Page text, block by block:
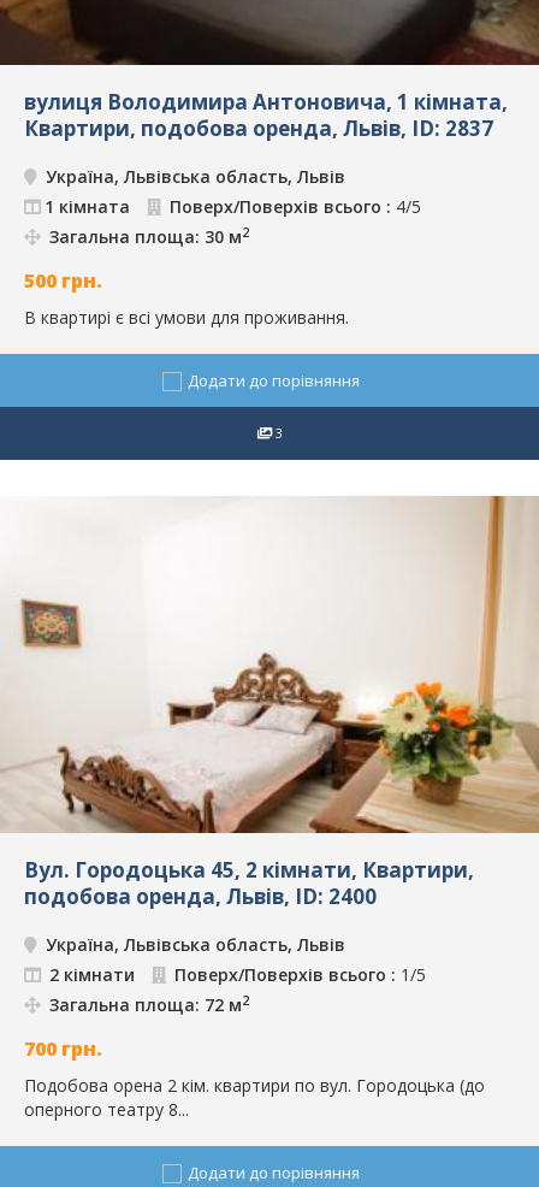
вулиця Володимира Антоновича, 1 кімната,
Квартири, подобова оренда, Львів, ID: 2837
Україна, Львівська область, Львів
1 кімната
Поверх/Поверхів всього : 4/5
Загальна площа: 30 м2
500 грн.
В квартирі є всі умови для проживання.
Додати до порівняння
3
Вул. Городоцька 45, 2 кімнати, Квартири,
подобова оренда, Львів, ID: 2400
Україна, Львівська область, Львів
2 кімнати
Поверх/Поверхів всього : 1/5
Загальна площа: 72 м2
700 грн.
Подобова оренa 2 кім. квартири по вул. Городоцька (до
оперного театру 8...
Додати до порівняння